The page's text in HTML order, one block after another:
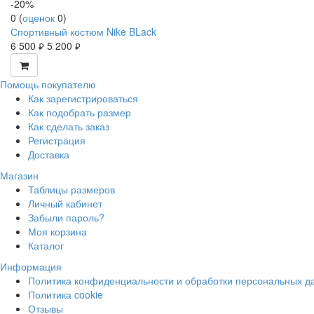
-20%
0 (оценок 0)
Спортивный костюм Nike BLack
6 500 руб. 5 200 руб.
Помощь покупателю
Как зарегистрироваться
Как подобрать размер
Как сделать заказ
Регистрация
Доставка
Магазин
Таблицы размеров
Личный кабинет
Забыли пароль?
Моя корзина
Каталог
Информация
Политика конфиденциальности и обработки персональных
Политика cookie
Отзывы